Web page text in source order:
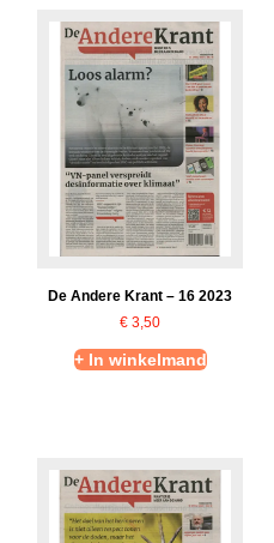
De Andere Krant – 16 2023
€ 3,50
+ In winkelmand